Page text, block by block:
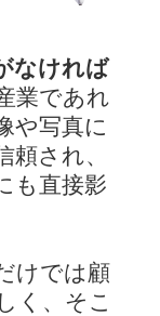
なければ
業であれ
や写真に
頼され、
も直接影
けでは顧
く、そこ